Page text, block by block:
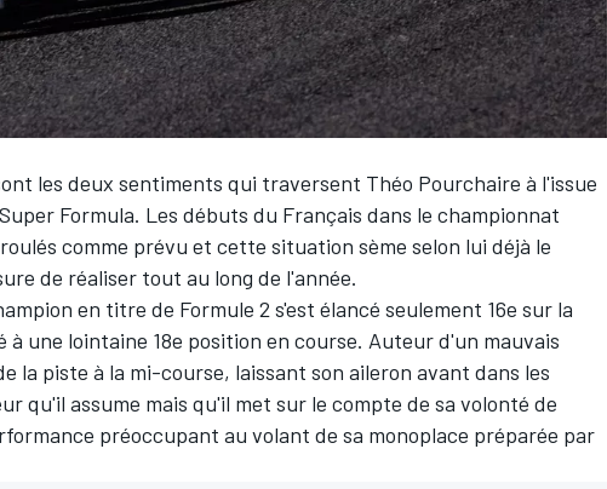
les deux sentiments qui traversent Théo Pourchaire à l'issue
Formula. Les débuts du Français dans le championnat
comme prévu et cette situation sème selon lui déjà le
de réaliser tout au long de l'année.
en titre de Formule 2 s'est élancé seulement 16e sur la
une lointaine 18e position en course. Auteur d'un mauvais
la piste à la mi-course, laissant son aileron avant dans les
qu'il assume mais qu'il met sur le compte de sa volonté de
préoccupant au volant de sa monoplace préparée par